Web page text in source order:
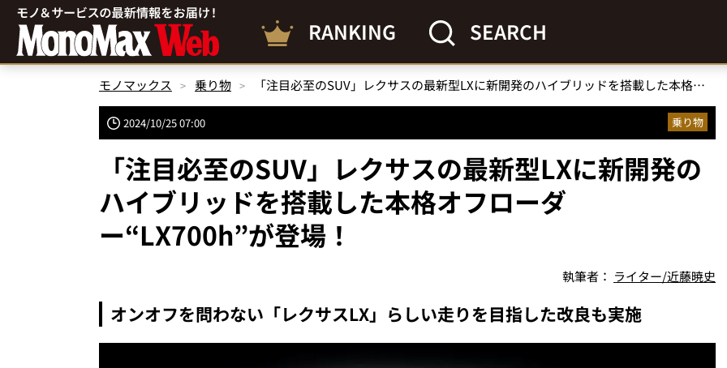
RANKING SEARCH
モノマックス 乗り物 「注目必至のSUV」レクサスの最新型LXに新開発のハイブリッドを搭載した本格オフローダー“LX700h”が登場！
2024/10/25 07:00 乗り物
「注目必至のSUV」レクサスの最新型LXに新開発の
ハイブリッドを搭載した本格オフローダ
ー“LX700h”が登場！
執筆者： ライター/近藤暁史
オンオフを問わない「レクサスLX」らしい走りを目指した改良も実施